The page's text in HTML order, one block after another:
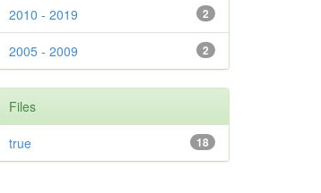
2
2010 - 2019
2
2005 - 2009
Files
18
true